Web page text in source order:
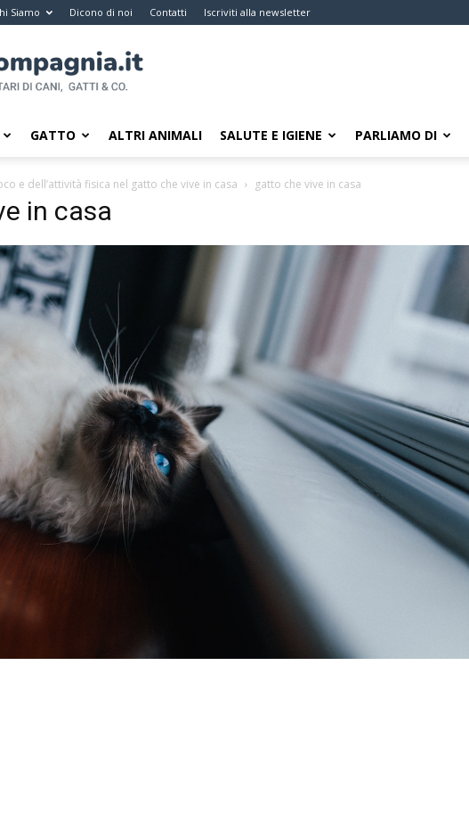
Siamo Dicono di noi Contatti Iscriviti alla newsletter
Il
GATTO ALTRI ANIMALI SALUTE E IGIENE PARLIAMO DI
e dell’attività fisica nel gatto che vive in casa gatto che vive in casa
in casa